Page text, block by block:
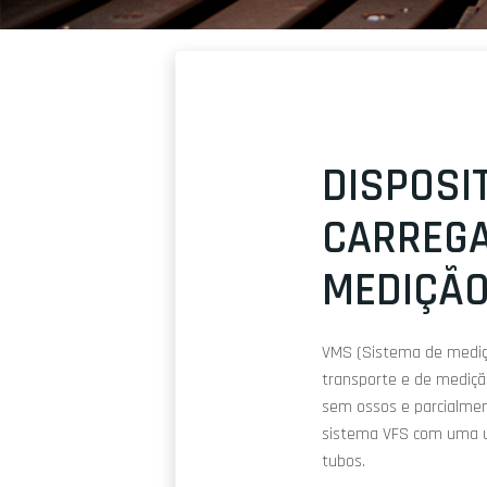
VMS (Sistema de
transporte e de
sem ossos e
sistema VFS com
tubos.